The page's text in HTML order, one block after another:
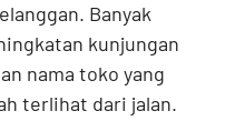
Banyak
kunjungan
nama toko yang
terlihat dari jalan.